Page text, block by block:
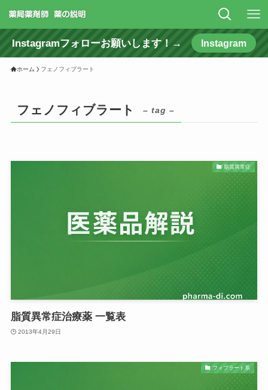
Instagramフォローお願いします！→ Instagram
ホーム フェノフィブラート
フェノフィブラート – tag –
脂質異常症
脂質異常症治療薬 一覧表
2013年4月29日
フィブラート系